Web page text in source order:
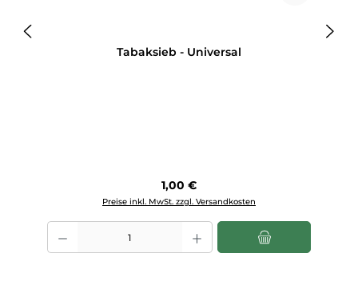
Tabaksieb - Universal
Regulärer Preis:
1,00 €
Preise inkl. MwSt. zzgl. Versandkosten
Produkt Anzahl: Gib den gewünschten Wert ein oder benutze die